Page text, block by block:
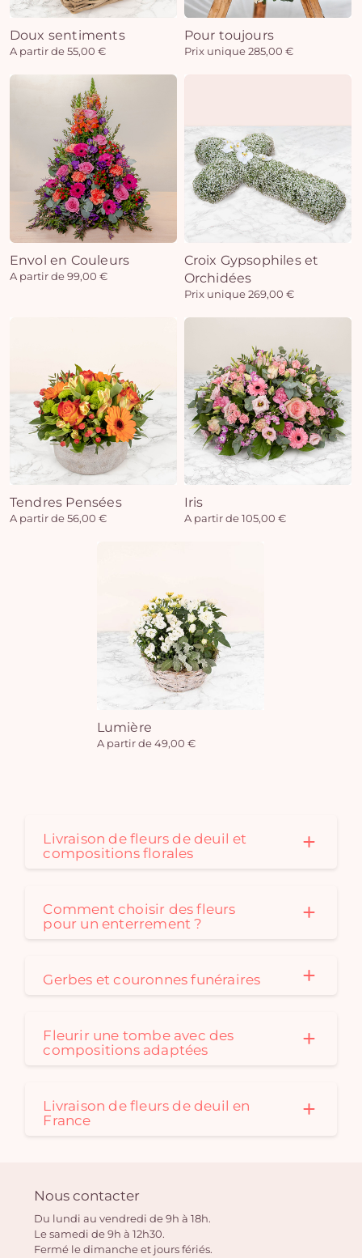
Doux sentiments
A partir de 55,00 €
Pour toujours
Prix unique 285,00 €
Envol en Couleurs
A partir de 99,00 €
Croix Gypsophiles et
Orchidées
Prix unique 269,00 €
Tendres Pensées
A partir de 56,00 €
Iris
A partir de 105,00 €
Lumière
A partir de 49,00 €
Livraison de fleurs de deuil et
compositions florales
Comment choisir des fleurs
pour un enterrement ?
Gerbes et couronnes funéraires
Fleurir une tombe avec des
compositions adaptées
Livraison de fleurs de deuil en
France
Nous contacter
Du lundi au vendredi de 9h à 18h.
Le samedi de 9h à 12h30.
Fermé le dimanche et jours fériés.